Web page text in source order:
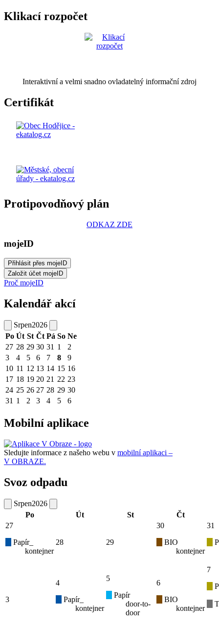
Klikací rozpočet
Interaktivní a velmi snadno ovladatelný informační zdroj
Certifikát
Protipovodňový plán
ODKAZ ZDE
mojeID
Proč mojeID
Kalendář akcí
Srpen2026
Po Út St Čt Pá So Ne
27 28 29 30 31 1
2
3
4 5 6 7 8
9
10 11 12 13 14 15 16
17 18 19 20 21 22 23
24 25 26 27 28 29 30
31 1 2 3 4 5 6
Mobilní aplikace
Sledujte informace z našeho webu v mobilní aplikaci –
V OBRAZE.
Svoz odpadu
Srpen2026
Po
Út St
Čt
27
Papír_
kontejner
28 29
30
BIO
kontejner
31
3
4
Papír_
kontejner
5
Papír
door-to-
door
6
BIO
kontejner
7